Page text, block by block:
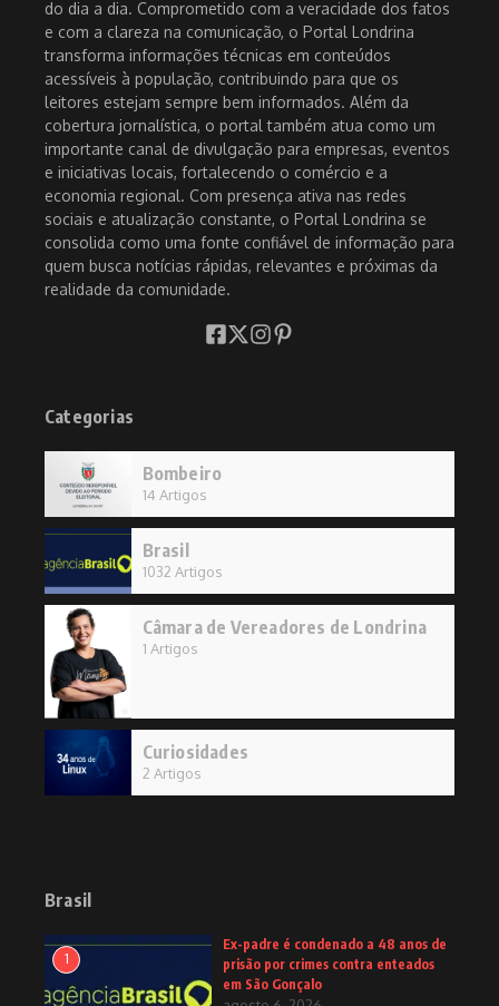
do dia a dia. Comprometido com a veracidade dos fatos
e com a clareza na comunicação, o Portal Londrina
transforma informações técnicas em conteúdos
acessíveis à população, contribuindo para que os
leitores estejam sempre bem informados. Além da
cobertura jornalística, o portal também atua como um
importante canal de divulgação para empresas, eventos
e iniciativas locais, fortalecendo o comércio e a
economia regional. Com presença ativa nas redes
sociais e atualização constante, o Portal Londrina se
consolida como uma fonte confiável de informação para
quem busca notícias rápidas, relevantes e próximas da
realidade da comunidade.
Categorias
Bombeiro
14 Artigos
Brasil
1032 Artigos
Câmara de Vereadores de Londrina
1 Artigos
Curiosidades
2 Artigos
Brasil
1
Ex-padre é condenado a 48 anos de
prisão por crimes contra enteados
em São Gonçalo